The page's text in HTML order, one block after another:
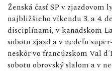
Ženská časť SP v zjazdovom
najbližšieho víkendu 3. a 4.
disciplínami, v kanadskom
sobotu zjazd a v nedeľu
neskôr vo francúzskom Val
sobotu obrovský slalom a v